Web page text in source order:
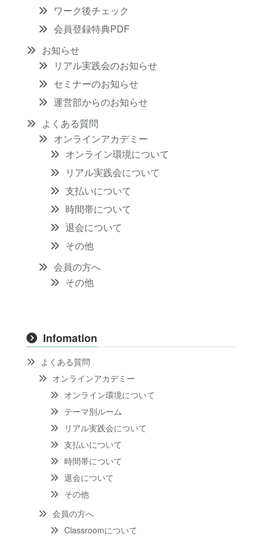
ワーク後チェック
会員登録特典PDF
お知らせ
リアル実践会のお知らせ
セミナーのお知らせ
運営部からのお知らせ
よくある質問
オンラインアカデミー
オンライン環境について
リアル実践会について
支払いについて
時間帯について
退会について
その他
会員の方へ
その他
Infomation
よくある質問
オンラインアカデミー
オンライン環境について
テーマ別ルーム
リアル実践会について
支払いについて
時間帯について
退会について
その他
会員の方へ
Classroomについて